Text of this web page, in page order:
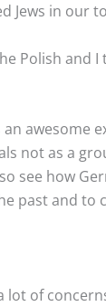
in our
Polish and
not as a
see how
and to
of